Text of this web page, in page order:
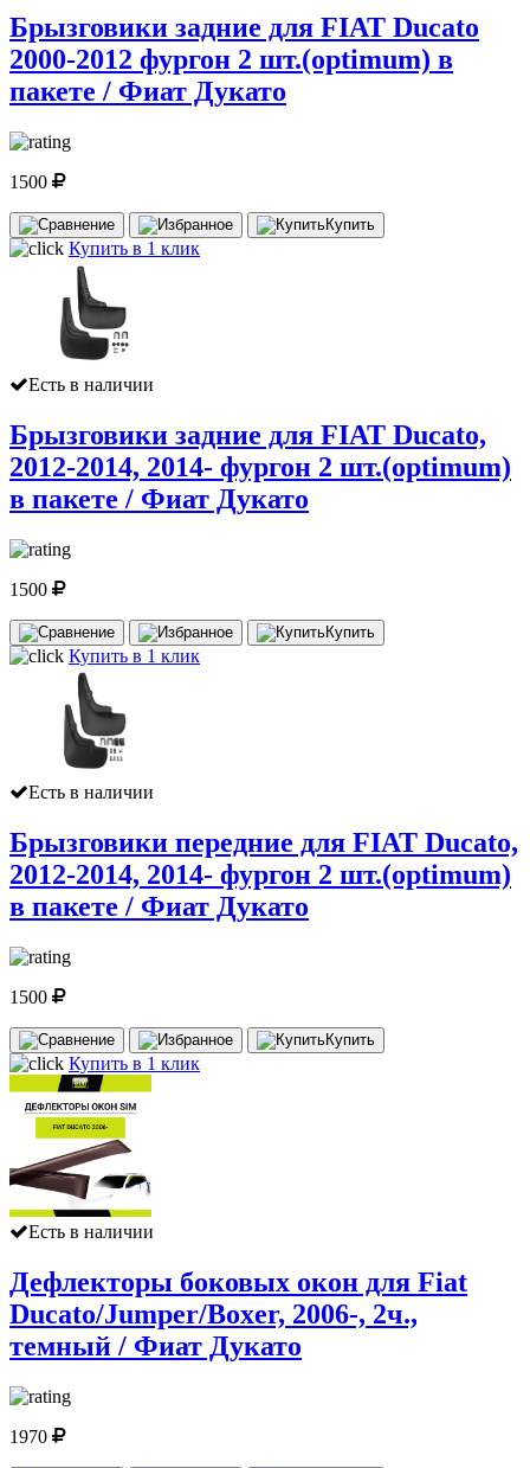
Брызговики задние для FIAT Ducato
2000-2012 фургон 2 шт.(optimum) в
пакете / Фиат Дукато
1500
Купить
Купить в 1 клик
Есть в наличии
Брызговики задние для FIAT Ducato,
2012-2014, 2014- фургон 2 шт.(optimum)
в пакете / Фиат Дукато
1500
Купить
Купить в 1 клик
Есть в наличии
Брызговики передние для FIAT Ducato,
2012-2014, 2014- фургон 2 шт.(optimum)
в пакете / Фиат Дукато
1500
Купить
Купить в 1 клик
Есть в наличии
Дефлекторы боковых окон для Fiat
Ducato/Jumper/Boxer, 2006-, 2ч.,
темный / Фиат Дукато
1970